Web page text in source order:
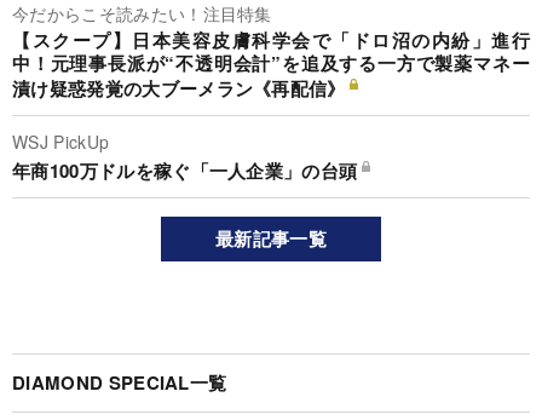
今だからこそ読みたい！注目特集
【スクープ】日本美容皮膚科学会で「ドロ沼の内紛」進行
中！元理事長派が“不透明会計”を追及する一方で製薬マネー
漬け疑惑発覚の大ブーメラン《再配信》
WSJ PickUp
年商100万ドルを稼ぐ「一人企業」の台頭
最新記事一覧
DIAMOND SPECIAL一覧